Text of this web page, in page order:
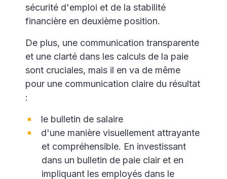
sécurité d'emploi et de la stabilité
financière en deuxième position.
De plus, une communication transparente
et une clarté dans les calculs de la paie
sont cruciales, mais il en va de même
pour une communication claire du résultat
:
le bulletin de salaire
d'une manière visuellement attrayante
et compréhensible. En investissant
dans un bulletin de paie clair et en
impliquant les employés dans le